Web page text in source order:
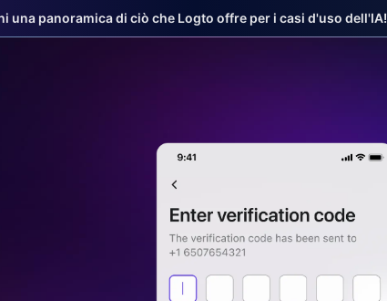
una panoramica di ciò che Logto offre per i casi d'uso dell'IA!